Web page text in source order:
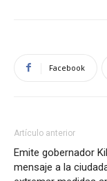
Facebook
Artículo anterior
Emite gobernador
mensaje a la